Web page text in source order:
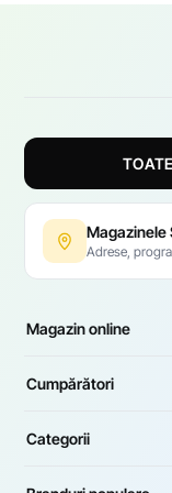
Magazinele
Adrese,
Magazin online
Cumpărători
Categorii